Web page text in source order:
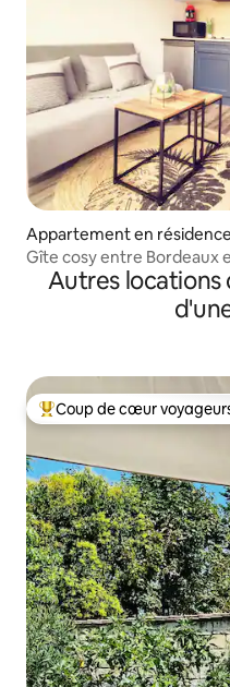
Appartement en
Gîte cosy entre Bordeaux
Autres locations
Coups de cœur voyageurs
Coup de cœur